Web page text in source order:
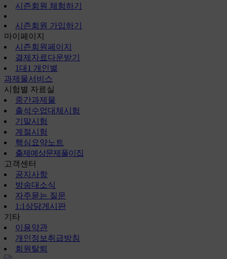
시즌회원 체험하기
시즌회원 가입하기
마이페이지
시즌회원페이지
결제자료다운받기
1대1 개인별
과제물서비스
시험별 자료실
중간과제물
출석수업대체시험
기말시험
계절시험
핵심요약노트
출제예상문제풀이집
고객센터
공지사항
방송대소식
자주묻는 질문
1:1상담게시판
기타
이용약관
개인정보취급방침
회원탈퇴